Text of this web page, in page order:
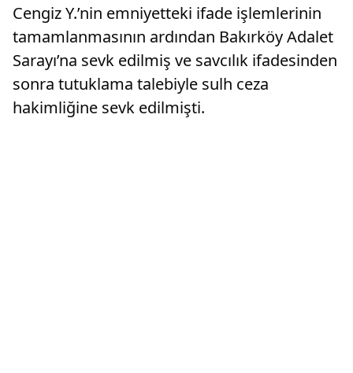
Cengiz Y.’nin emniyetteki ifade işlemlerinin
tamamlanmasının ardından Bakırköy Adalet
Sarayı’na sevk edilmiş ve savcılık ifadesinden
sonra tutuklama talebiyle sulh ceza
hakimliğine sevk edilmişti.